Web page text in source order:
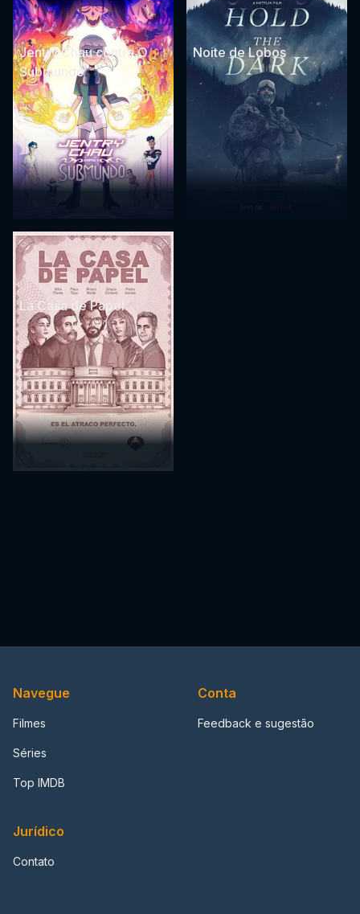
Jentry Chau contra O
Submundo
Noite de Lobos
La Casa de Papel
Navegue
Filmes
Séries
Top IMDB
Conta
Feedback e sugestão
Jurídico
Contato